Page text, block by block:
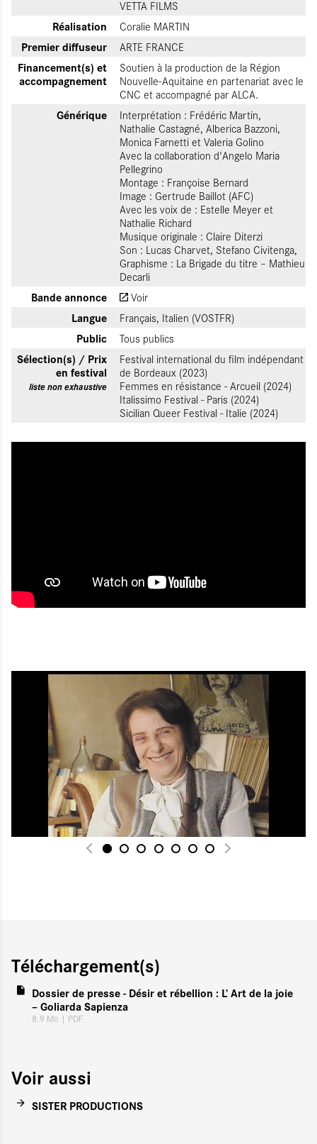
VETTA FILMS
Réalisation Coralie MARTIN
Premier diffuseur ARTE FRANCE
Financement(s) et
accompagnement
Soutien à la production de la Région
Nouvelle-Aquitaine en partenariat avec le
CNC et accompagné par ALCA.
Générique
Interprétation : Frédéric Martin,
Nathalie Castagné, Alberica Bazzoni,
Monica Farnetti et Valeria Golino
Avec la collaboration d'Angelo Maria
Pellegrino
Montage : Françoise Bernard
Image : Gertrude Baillot (AFC)
Avec les voix de : Estelle Meyer et
Nathalie Richard
Musique originale : Claire Diterzi
Son : Lucas Charvet, Stefano Civitenga,
Graphisme : La Brigade du titre – Mathieu
Decarli
Bande annonce Voir
Langue Français, Italien (VOSTFR)
Public Tous publics
Sélection(s) / Prix
en festival
liste non exhaustive
Festival international du film indépendant
de Bordeaux (2023)
Femmes en résistance - Arcueil (2024)
Italissimo Festival - Paris (2024)
Sicilian Queer Festival - Italie (2024)
Téléchargement(s)
Dossier de presse - Désir et rébellion : L’ Art de la joie
– Goliarda Sapienza
8.9 Mo | PDF
Voir aussi
SISTER PRODUCTIONS